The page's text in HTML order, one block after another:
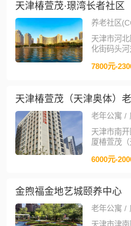
天津椿萱茂·璟湾长者社区
养老社区
天津市河
化街码头河
7800元-
天津椿萱茂（天津奥体）
老年公寓 /
天津市南
厦椿萱茂
6000元-
金煦福金地艺城颐养中心
老年公寓 /
天津市津